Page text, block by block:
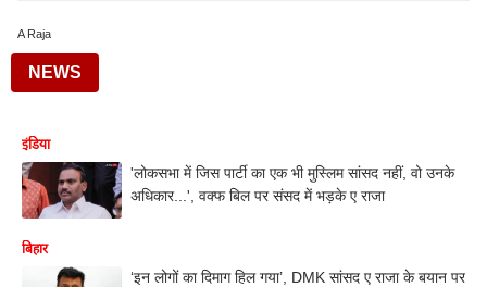
A Raja
NEWS
इंडिया
'लोकसभा में जिस पार्टी का एक भी मुस्लिम सांसद नहीं, वो उनके
अधिकार...', वक्फ बिल पर संसद में भड़के ए राजा
बिहार
‘इन लोगों का दिमाग हिल गया’, DMK सांसद ए राजा के बयान पर